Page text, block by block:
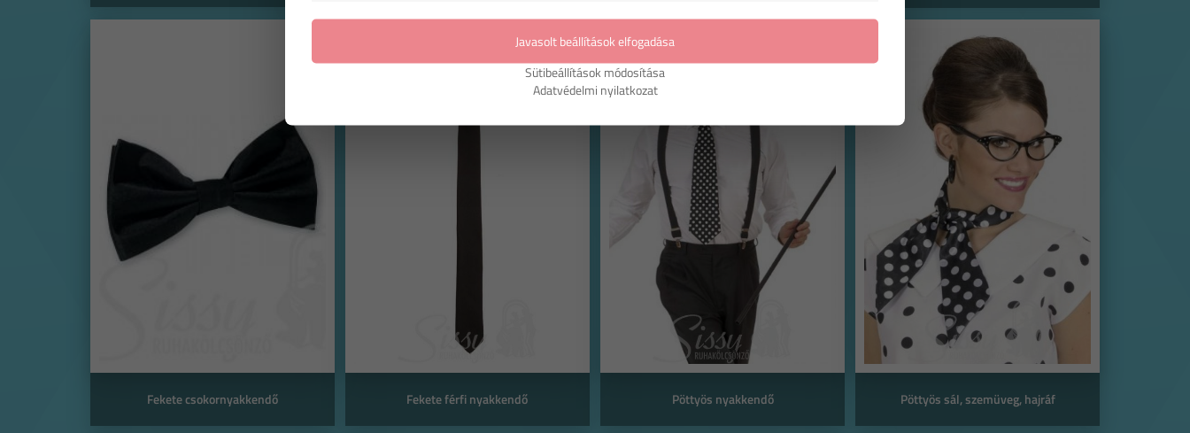
Fekete csokornyakkendő Fekete férfi nyakkendő Pöttyös nyakkendő Pöttyös sál, szemüveg, hajráf
Javasolt beállítások elfogadása
Sütibeállítások módosítása
Adatvédelmi nyilatkozat